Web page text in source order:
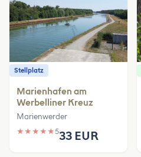
Stellplatz
Marienhafen am
Werbelliner Kreuz
Marienwerder
★ ★ ★ ★ ★533 EUR